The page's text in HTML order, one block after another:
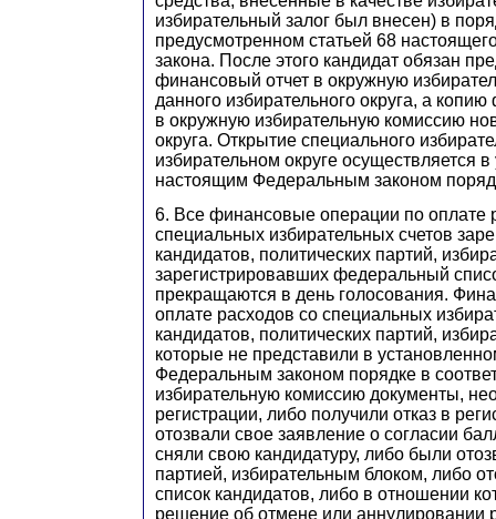
избирательный залог был внесен) в
предусмотренном статьей 68
закона. После этого кандидат обязан
финансовый отчет в окружную
данного избирательного округа, а
в окружную избирательную комиссию
округа. Открытие специального
избирательном округе осуществляется
настоящим Федеральным законом
6. Все финансовые операции по оплате
специальных избирательных счетов
кандидатов, политических партий,
зарегистрировавших федеральный
прекращаются в день голосования.
оплате расходов со специальных
кандидатов, политических партий,
которые не представили в
Федеральным законом порядке в
избирательную комиссию документы,
регистрации, либо получили отказ в
отозвали свое заявление о согласии
сняли свою кандидатуру, либо были
партией, избирательным блоком, либо
список кандидатов, либо в отношении
решение об отмене или аннулировании